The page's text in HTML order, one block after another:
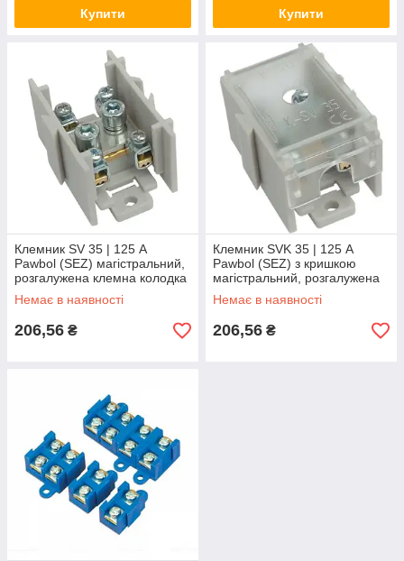
Купити Купити
Клемник SV 35 | 125 А
Pawbol (SEZ) магістральний,
розгалужена клемна колодка
Немає в наявності
206,56 ₴
Клемник SVK 35 | 125 А
Pawbol (SEZ) з кришкою
магістральний, розгалужена
клемна колодка
Немає в наявності
206,56 ₴